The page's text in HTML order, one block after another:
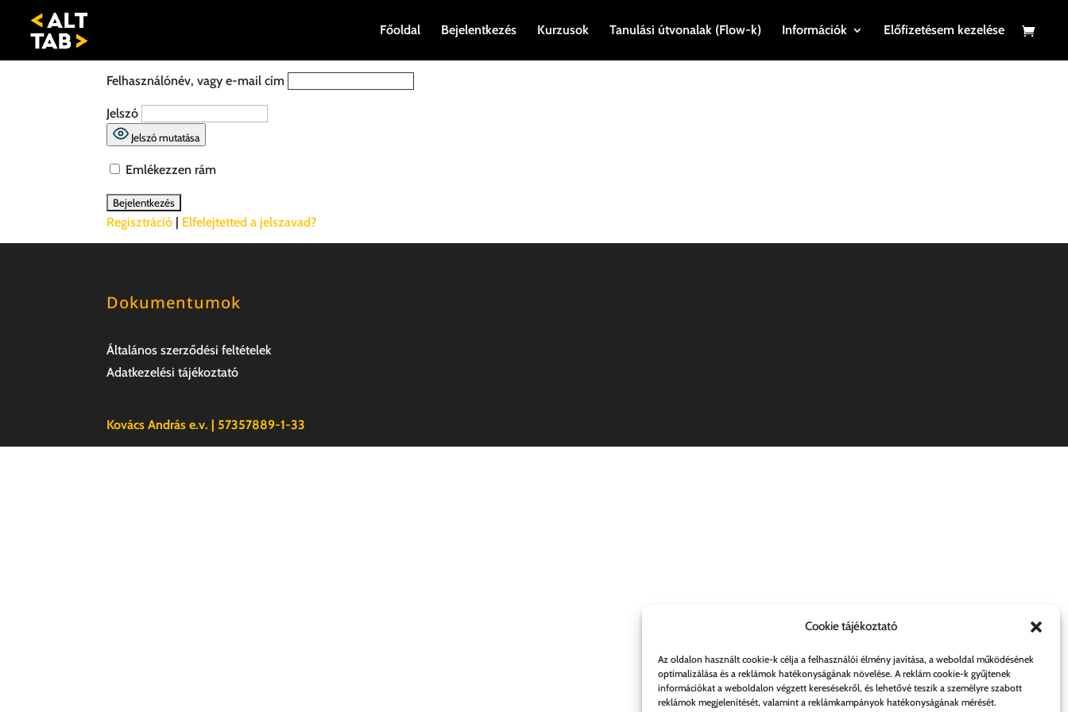
Cookie tájékoztató
Az oldalon használt cookie-k célja a felhasználói élmény javítása, a weboldal működésének
optimalizálása és a reklámok hatékonyságának növelése. A reklám cookie-k gyűjtenek
információkat a weboldalon végzett keresésekről, és lehetővé teszik a személyre szabott
reklámok megjelenítését, valamint a reklámkampányok hatékonyságának mérését.
Főoldal Bejelentkezés Kurzusok Tanulási útvonalak (Flow-k) Információk Előfizetésem kezelése
Felhasználónév, vagy e-mail cím
Jelszó
Jelszó mutatása
Emlékezzen rám
Regisztráció Elfelejtetted a jelszavad?
Dokumentumok
Általános szerződési feltételek
Adatkezelési tájékoztató
Kovács András e.v. | 57357889-1-33